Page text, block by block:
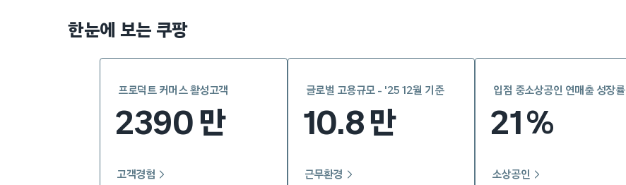
한눈에 보는 쿠팡
프로덕트 커머스 활성고객
2390 만
고객경험
글로벌 고용규모 - '25 12월 기준
10.8 만
근무환경
입점 중소상공인 연매출 성장률
21 %
소상공인